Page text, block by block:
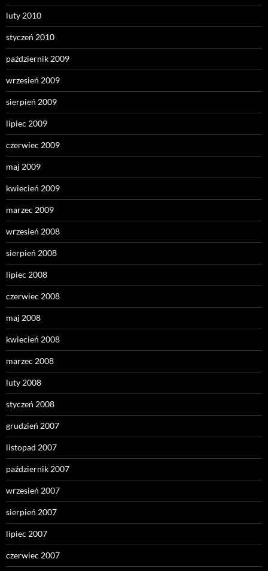
luty 2010
styczeń 2010
październik 2009
wrzesień 2009
sierpień 2009
lipiec 2009
czerwiec 2009
maj 2009
kwiecień 2009
marzec 2009
wrzesień 2008
sierpień 2008
lipiec 2008
czerwiec 2008
maj 2008
kwiecień 2008
marzec 2008
luty 2008
styczeń 2008
grudzień 2007
listopad 2007
październik 2007
wrzesień 2007
sierpień 2007
lipiec 2007
czerwiec 2007